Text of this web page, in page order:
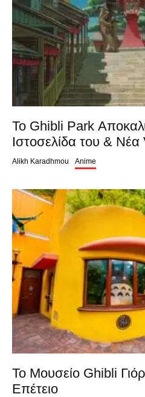
To Ghibli Park
Ιστοσελίδα του &
Alikh Karadhmou Anime
Το Μουσείο Ghibli
Επέτειο